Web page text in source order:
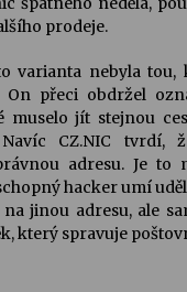
prodeje.
varianta nebyla tou,
On přeci obdržel
muselo jít stejnou
Navíc CZ.NIC tvrdí,
adresu. Je to
hacker umí
jinou adresu, ale
který spravuje